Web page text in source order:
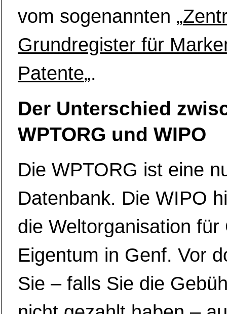
vom sogenannten „
Grundregister für
Patente„.
Der Unterschied
WPTORG und WIPO
Die WPTORG ist eine
Datenbank. Die WIPO
die Weltorganisation für
Eigentum in Genf. Vor
Sie – falls Sie die